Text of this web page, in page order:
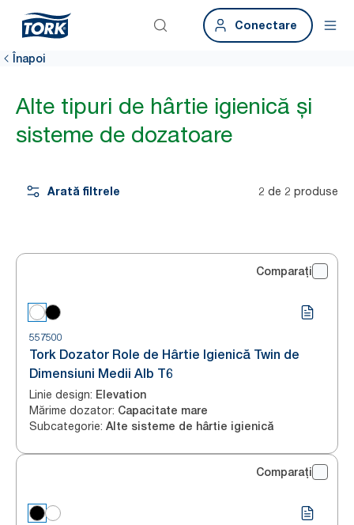
Conectare
Înapoi
Alte tipuri de hârtie igienică și
sisteme de dozatoare
Arată filtrele 2 de 2 produse
Comparați
557500
Tork Dozator Role de Hârtie Igienică Twin de
Dimensiuni Medii Alb T6
Linie design: Elevation
Mărime dozator: Capacitate mare
Subcategorie: Alte sisteme de hârtie igienică
Comparați